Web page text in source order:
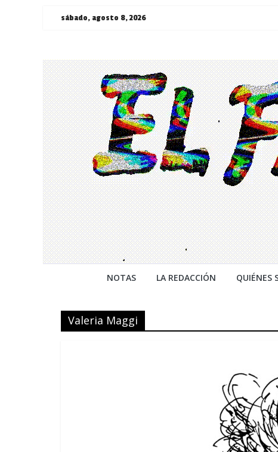
Saltarsábado, agosto 8, 2026
¯\_(ツ)_/
¯
NOTAS LA REDACCIÓN QUIÉNES
Valeria Maggi